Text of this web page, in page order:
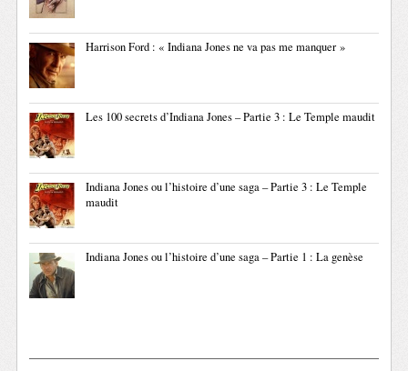
Harrison Ford : « Indiana Jones ne va pas me manquer »
Les 100 secrets d’Indiana Jones – Partie 3 : Le Temple maudit
Indiana Jones ou l’histoire d’une saga – Partie 3 : Le Temple
maudit
Indiana Jones ou l’histoire d’une saga – Partie 1 : La genèse